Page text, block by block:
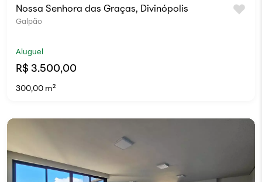
Nossa Senhora das Graças, Divinópolis
Galpão
Aluguel
R$ 3.500,00
300,00 m²